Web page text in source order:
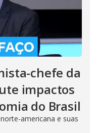
chefe da
impactos
do Brasil
americana e suas